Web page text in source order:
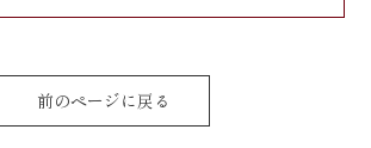
前のページに戻る